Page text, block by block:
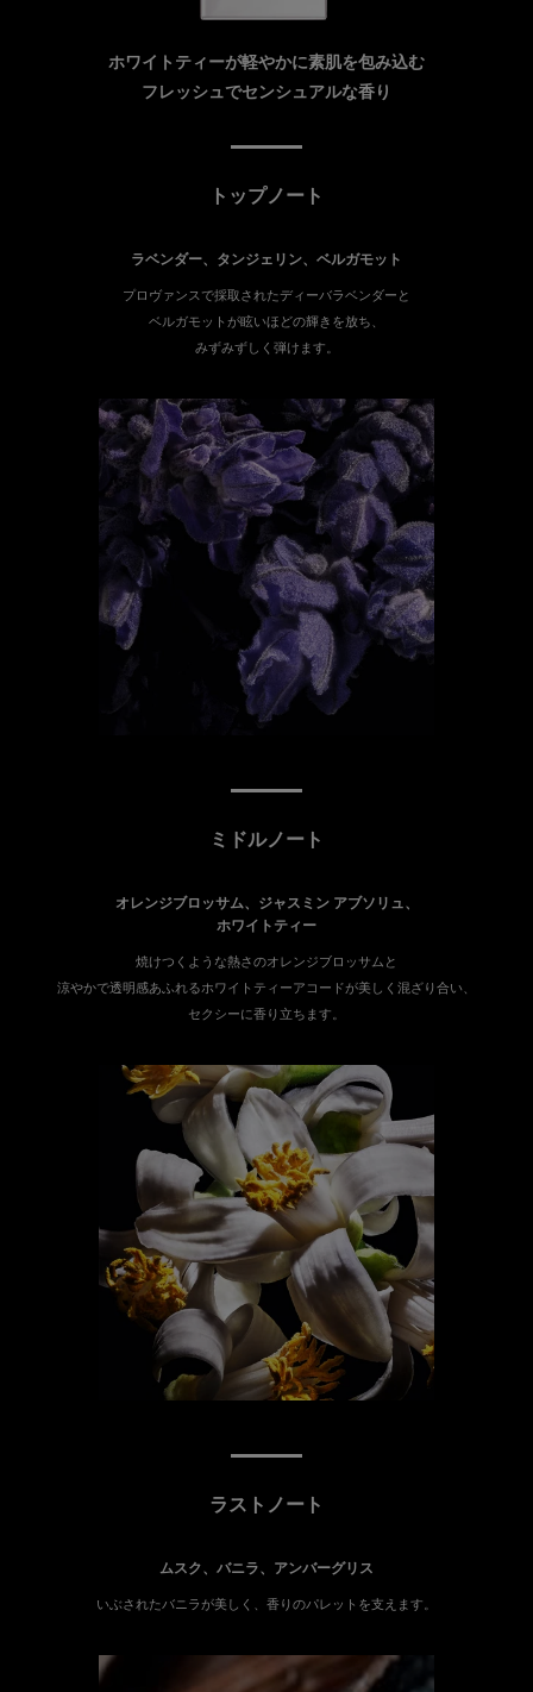
ホワイトティーが軽やかに素肌を包み込む
フレッシュでセンシュアルな香り
トップノート
ラベンダー、タンジェリン、ベルガモット
プロヴァンスで採取されたディーバラベンダーと
ベルガモットが眩いほどの輝きを放ち、
みずみずしく弾けます。
ミドルノート
オレンジブロッサム、ジャスミン アブソリュ、
ホワイトティー
焼けつくような熱さのオレンジブロッサムと
涼やかで透明感あふれるホワイトティーアコードが美しく混ざり合い、
セクシーに香り立ちます。
ラストノート
ムスク、バニラ、アンバーグリス
いぶされたバニラが美しく、香りのパレットを支えます。